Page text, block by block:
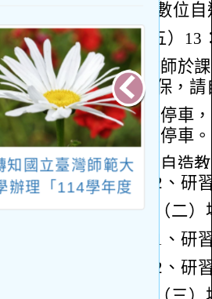
知國立臺灣師範大
辦理「114學年度
教育
海洋
海洋
材教